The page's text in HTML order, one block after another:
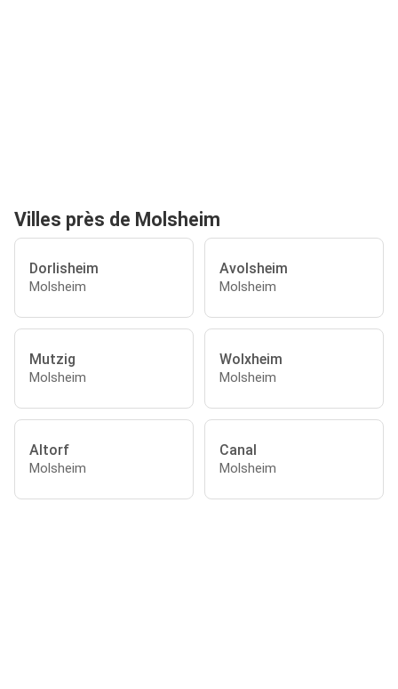
Villes près de Molsheim
Dorlisheim
Molsheim
Avolsheim
Molsheim
Mutzig
Molsheim
Wolxheim
Molsheim
Altorf
Molsheim
Canal
Molsheim